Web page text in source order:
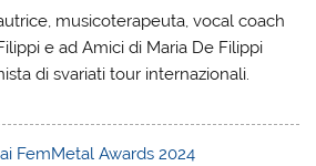
musicoterapeuta, vocal coach
e ad Amici di Maria De Filippi
di svariati tour internazionali.
FemMetal Awards 2024